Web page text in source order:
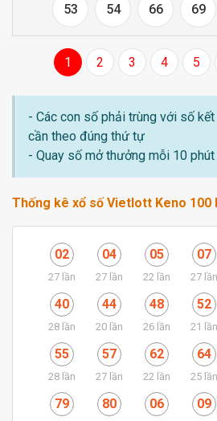
53 54 66 69
1 2 3 4 5
- Các con số phải trùng với số
cần theo đúng thứ tự
- Quay số mở thưởng mỗi 10 phút
Thống kê xổ số Vietlott Keno 100
02
27 lần
04
27 lần
05
22 lần
07
27 lần
40
28 lần
44
20 lần
48
26 lần
52
21 lần
55
28 lần
57
27 lần
62
22 lần
64
25 lần
79 80 06 09